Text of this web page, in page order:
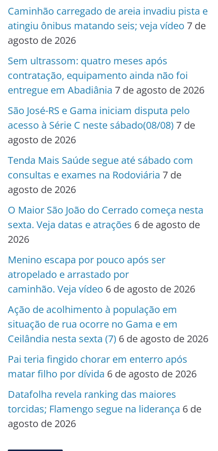
Caminhão carregado de areia invadiu pista e
atingiu ônibus matando seis; veja vídeo 7 de
agosto de 2026
Sem ultrassom: quatro meses após
contratação, equipamento ainda não foi
entregue em Abadiânia 7 de agosto de 2026
São José-RS e Gama iniciam disputa pelo
acesso à Série C neste sábado(08/08) 7 de
agosto de 2026
Tenda Mais Saúde segue até sábado com
consultas e exames na Rodoviária 7 de
agosto de 2026
O Maior São João do Cerrado começa nesta
sexta. Veja datas e atrações 6 de agosto de
2026
Menino escapa por pouco após ser
atropelado e arrastado por
caminhão. Veja vídeo 6 de agosto de 2026
Ação de acolhimento à população em
situação de rua ocorre no Gama e em
Ceilândia nesta sexta (7) 6 de agosto de 2026
Pai teria fingido chorar em enterro após
matar filho por dívida 6 de agosto de 2026
Datafolha revela ranking das maiores
torcidas; Flamengo segue na liderança 6 de
agosto de 2026